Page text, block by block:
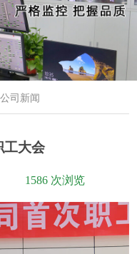
公司新闻
工大会
25 1586 次浏览